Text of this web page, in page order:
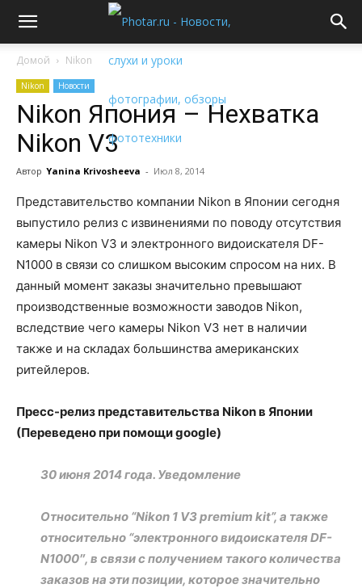
Домой Nikon
Nikon Новости
Nikon Япония – Нехватка
Nikon V3
Автор Yanina Krivosheeva - Июл 8, 2014
Представительство компании Nikon в Японии сегодня
выпустило релиз с извинениями по поводу отсутствия
камеры Nikon V3 и электронного видоискателя DF-
N1000 в связи со слишком высоким спросом на них. В
данный момент заказы значительно превышают
производственные возможности заводов Nikon,
вследствие чего камеры Nikon V3 нет в наличии
также и на складах большинства американских
ритейлеров.
Пресс-релиз представительства Nikon в Японии
(Переведено при помощи google)
30 июня 2014 года. Уведомление
Относительно “Nikon 1 V3 premium kit”, а также
относительно “электронного видоискателя DF-
N1000″, в связи с получением такого количества
заказов на эти позиции, которое значительно